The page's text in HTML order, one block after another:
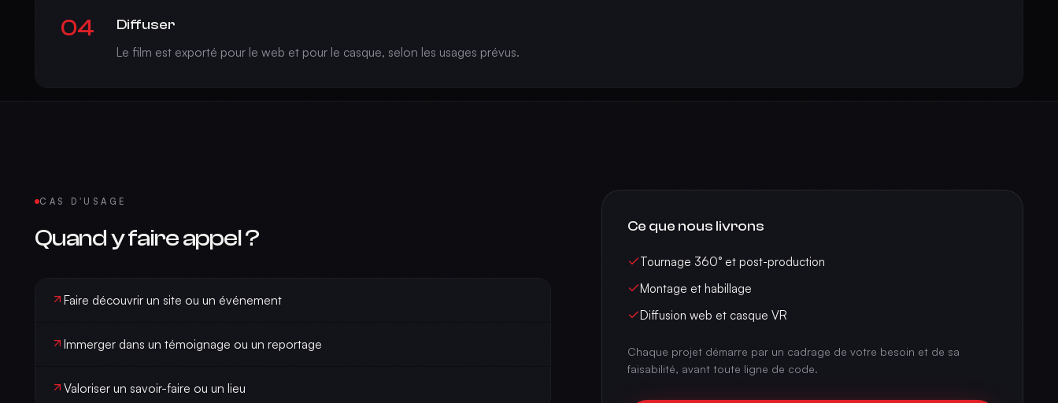
04 Diffuser
Le film est exporté pour le web et pour le casque, selon les usages prévus.
CAS D'USAGE
Quand y faire appel ?
Faire découvrir un site ou un événement
Immerger dans un témoignage ou un reportage
Valoriser un savoir-faire ou un lieu
Ce que nous livrons
Tournage 360° et post-production
Montage et habillage
Diffusion web et casque VR
Chaque projet démarre par un cadrage de votre besoin et de sa
faisabilité, avant toute ligne de code.